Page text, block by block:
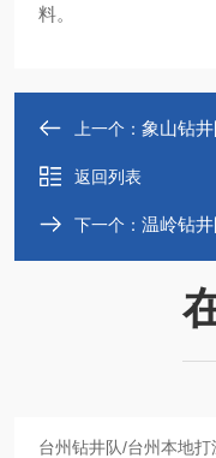
料。
上一个： 象山钻
返回列表
下一个： 温岭钻